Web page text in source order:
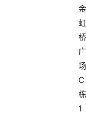
金
虹
桥
广
场
C
栋
1